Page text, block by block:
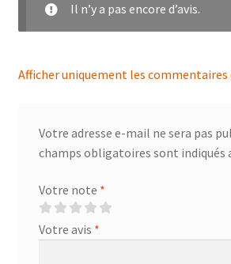
Il n’y a pas encore d’avis.
Afficher uniquement les commentaires
Votre adresse e-mail ne sera pas
champs obligatoires sont indiqués
Votre note *
Votre avis *